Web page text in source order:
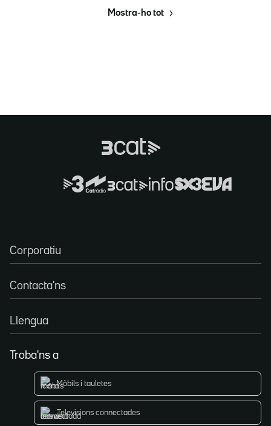
Mostra-ho tot
Corporatiu
Contacta'ns
Llengua
Troba'ns a
Mòbils i tauletes
Televisions connectades